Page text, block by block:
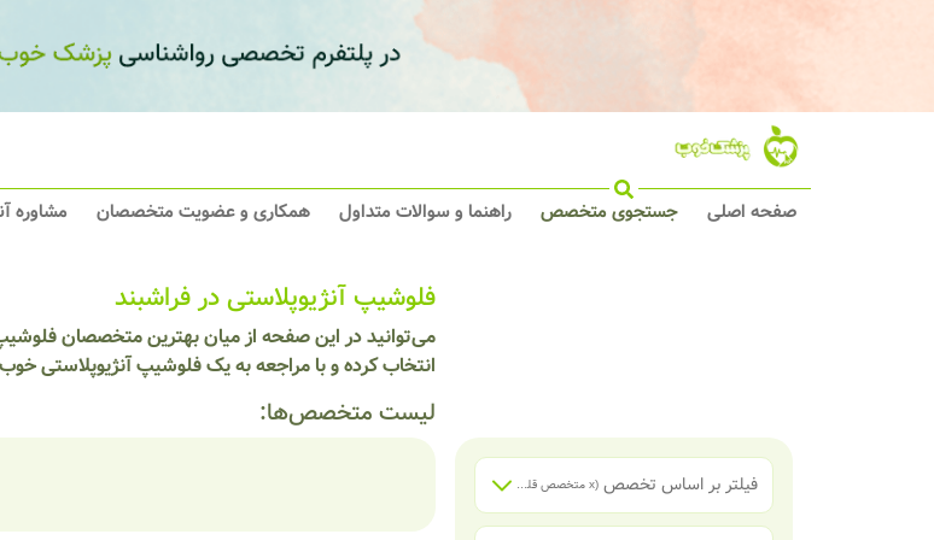
صفحه اصلی جستجوی متخصص راهنما و سوالات متداول همکاری و عضویت متخصصان مشاوره
فلوشیپ آنژیوپلاستی در فراشبند
می‌توانید در این صفحه از میان بهترین متخصصان
انتخاب کرده و با مراجعه به یک فلوشیپ آنژیوپلاستی
لیست متخصص‌ها:
فیلتر بر اساس تخصص (x متخصص قلب و عروق